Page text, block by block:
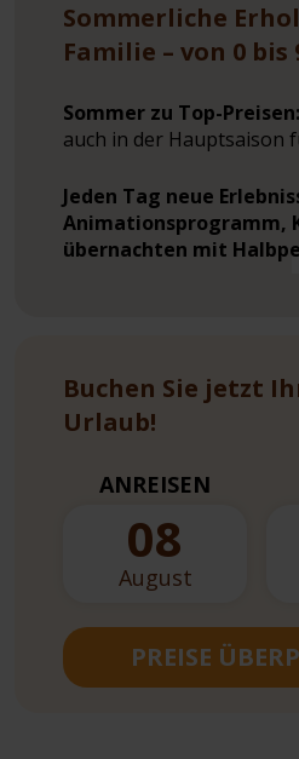
Sommerliche
Familie – von 0 bis
Sommer zu Top-Preisen:
auch in der Hauptsaison
Jeden Tag neue
Animationsprogramm,
übernachten mit
Buchen Sie jetzt
Urlaub!
ANREISEN
08
August
PREISE